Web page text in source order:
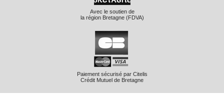
Avec le soutien de
la région Bretagne (FDVA)
Paiement sécurisé par Citelis
Crédit Mutuel de Bretagne